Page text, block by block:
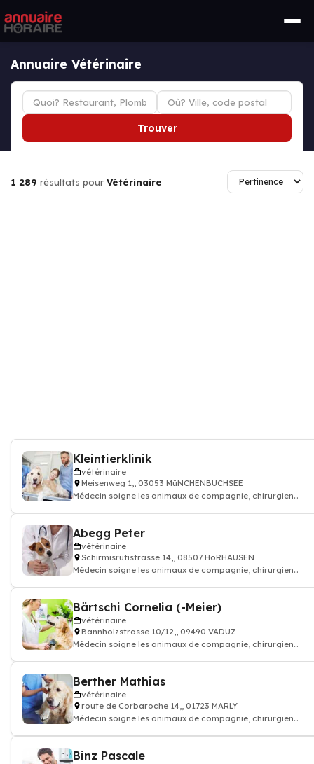
Annuaire Vétérinaire
Trouver
1 289 résultats pour Vétérinaire
Kleintierklinik
vétérinaire
Meisenweg 1,, 03053 MüNCHENBUCHSEE
Médecin soigne les animaux de compagnie, chirurgien
Abegg Peter
vétérinaire
Schirmisrütistrasse 14,, 08507 HöRHAUSEN
Médecin soigne les animaux de compagnie, chirurgien
Bärtschi Cornelia (-Meier)
vétérinaire
Bannholzstrasse 10/12,, 09490 VADUZ
Médecin soigne les animaux de compagnie, chirurgien
Berther Mathias
vétérinaire
route de Corbaroche 14,, 01723 MARLY
Médecin soigne les animaux de compagnie, chirurgien
Binz Pascale